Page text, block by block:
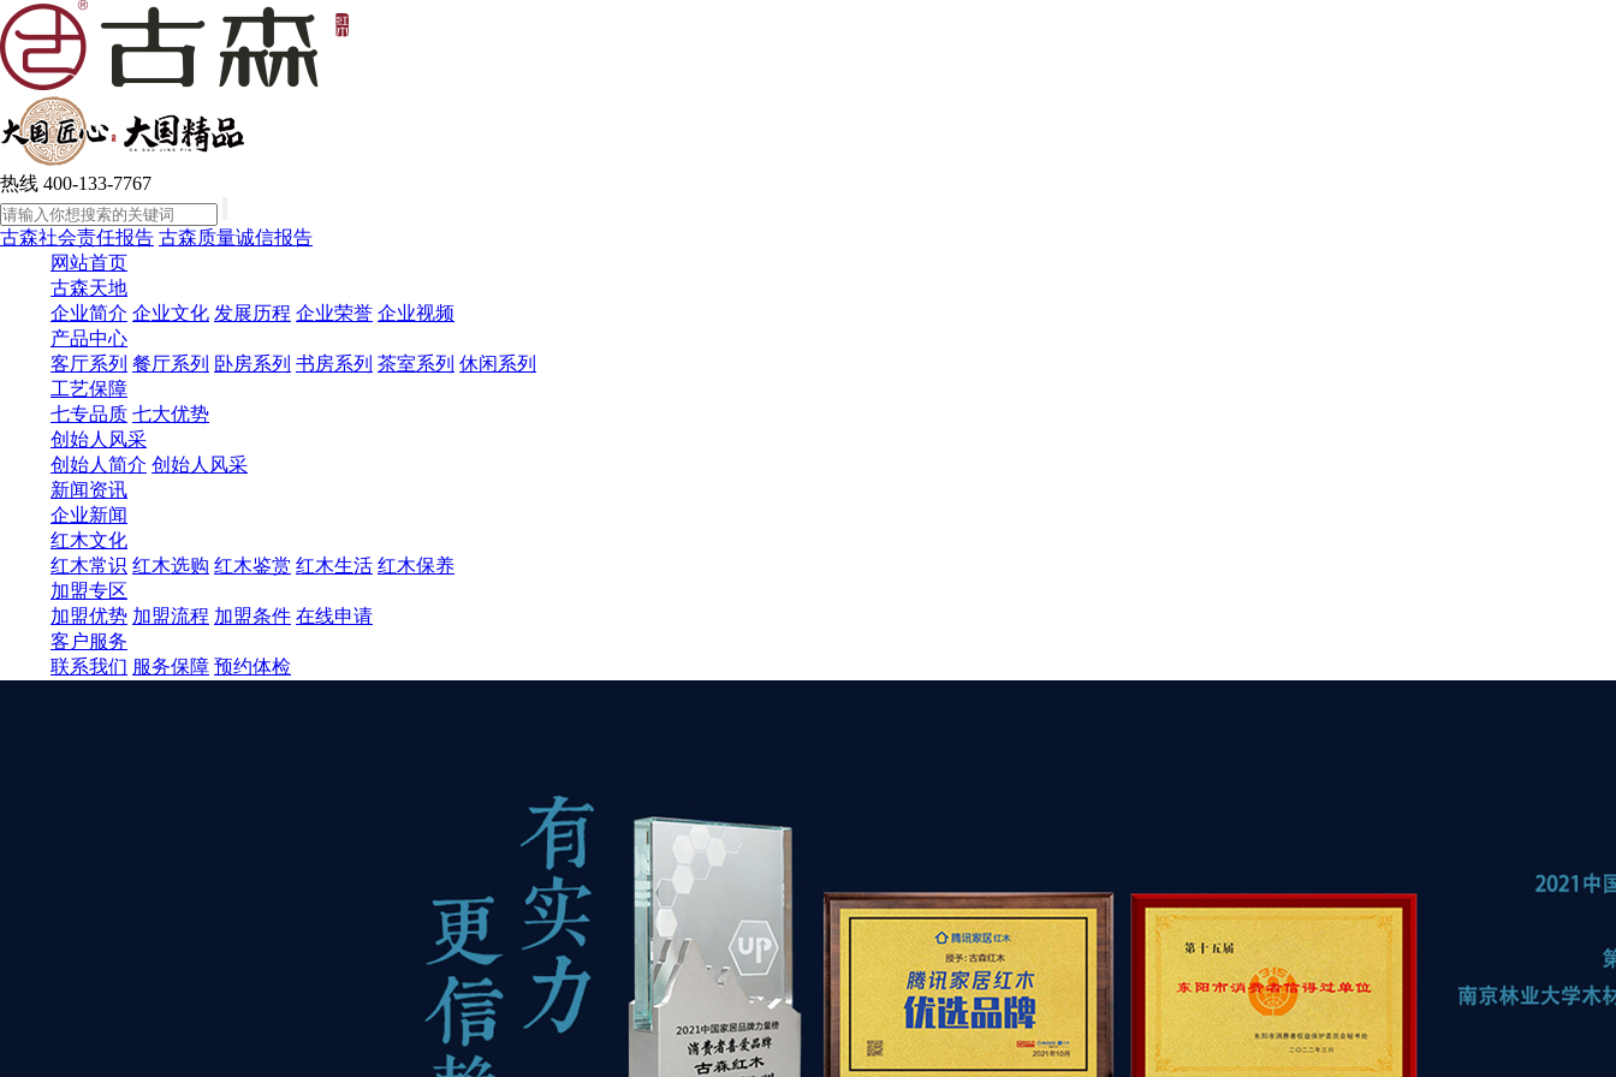
热线 400-133-7767
古森社会责任报告 古森质量诚信报告
网站首页
古森天地
企业简介 企业文化 发展历程 企业荣誉 企业视频
产品中心
客厅系列 餐厅系列 卧房系列 书房系列 茶室系列 休闲系列
工艺保障
七专品质 七大优势
创始人风采
创始人简介 创始人风采
新闻资讯
企业新闻
红木文化
红木常识 红木选购 红木鉴赏 红木生活 红木保养
加盟专区
加盟优势 加盟流程 加盟条件 在线申请
客户服务
联系我们 服务保障 预约体检